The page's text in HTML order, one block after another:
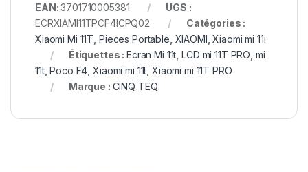
EAN:3701710005381
UGS :
ECRXIAMI11TPCF4ICPQ02
Catégories :
Xiaomi Mi 11T Pieces Portable XIAOMI ,Xiaomi mi 11i
Étiquettes :Ecran Mi 11t ,LCD mi 11T PRO mi
11t,Poco F4 ,Xiaomi mi 11t ,Xiaomi mi 11T PRO
Marque : CINQ TEQ